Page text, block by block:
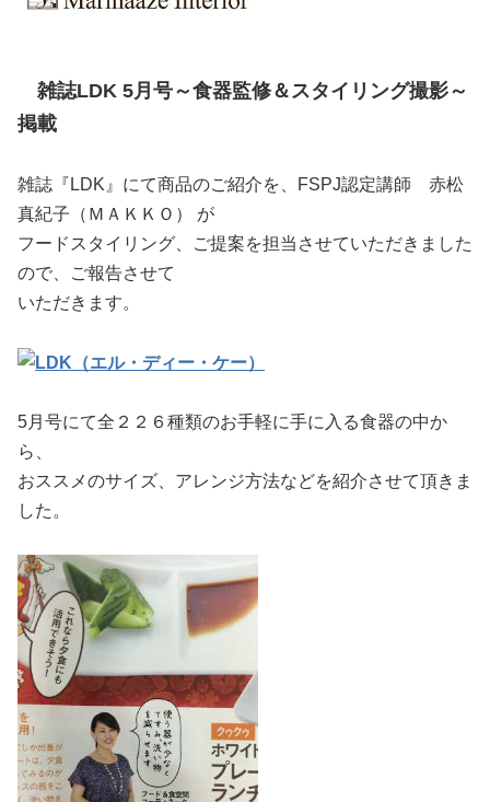
雑誌LDK 5月号～食器監修＆スタイリング撮影～
掲載
雑誌『LDK』にて商品のご紹介を、FSPJ認定講師 赤松
真紀子（ＭＡＫＫＯ） が
フードスタイリング、ご提案を担当させていただきました
ので、ご報告させて
いただきます。
5月号にて全２２６種類のお手軽に手に入る食器の中か
ら、
おススメのサイズ、アレンジ方法などを紹介させて頂きま
した。